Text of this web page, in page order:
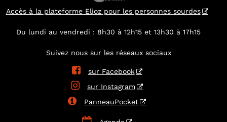
Accès à la plateforme Elioz pour les personnes sourdes
Du lundi au vendredi : 8h30 à 12h15 et 13h30 à 17h15
Suivez nous sur les réseaux sociaux
 sur Facebook
 sur Instagram
 PanneauPocket